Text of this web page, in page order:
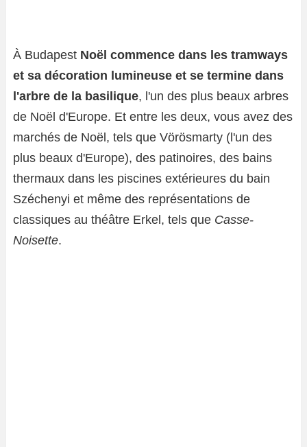
À Budapest Noël commence dans les tramways
et sa décoration lumineuse et se termine dans
l'arbre de la basilique, l'un des plus beaux arbres
de Noël d'Europe. Et entre les deux, vous avez des
marchés de Noël, tels que Vörösmarty (l'un des
plus beaux d'Europe), des patinoires, des bains
thermaux dans les piscines extérieures du bain
Széchenyi et même des représentations de
classiques au théâtre Erkel, tels que Casse-
Noisette.